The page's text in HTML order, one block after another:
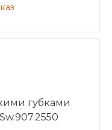
губками